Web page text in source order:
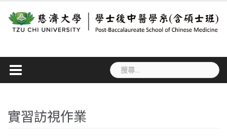
content
搜
尋
實習訪視作業